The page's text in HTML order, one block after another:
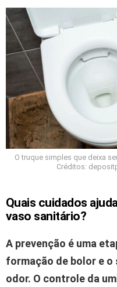
O truque simples que deixa
Créditos:
Quais cuidados
vaso sanitário?
A prevenção é uma
formação de bolor e
odor. O controle da